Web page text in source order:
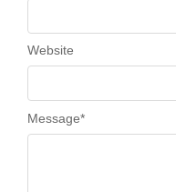
Message*
Website